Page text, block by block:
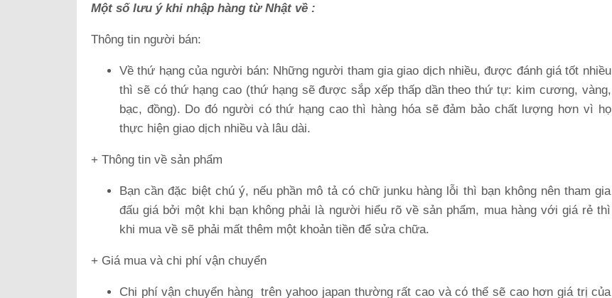
Một số lưu ý khi nhập hàng từ Nhật về :
Thông tin người bán:
Về thứ hạng của người bán: Những người tham gia giao dịch nhiều, được đánh giá tốt nhiều
thì sẽ có thứ hạng cao (thứ hạng sẽ được sắp xếp thấp dần theo thứ tự: kim cương, vàng,
bạc, đồng). Do đó người có thứ hạng cao thì hàng hóa sẽ đảm bảo chất lượng hơn vì họ
thực hiện giao dịch nhiều và lâu dài.
+ Thông tin về sản phẩm
Bạn cần đặc biệt chú ý, nếu phần mô tả có chữ junku hàng lỗi thì bạn không nên tham gia
đấu giá bởi một khi bạn không phải là người hiểu rõ về sản phẩm, mua hàng với giá rẻ thì
khi mua về sẽ phải mất thêm một khoản tiền để sửa chữa.
+ Giá mua và chi phí vận chuyển
Chi phí vận chuyển hàng trên yahoo japan thường rất cao và có thể sẽ cao hơn giá trị của